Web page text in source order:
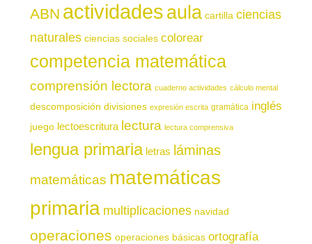
ABN actividadesaula cartilla ciencias
naturales ciencias sociales colorear
competencia matemática
comprensión lectora cuaderno actividades cálculo mental
descomposición divisiones expresión escrita gramática inglés
juego lectoescritura lectura lectura comprensiva
lengua primaria letras láminas
matemáticas matemáticas
primaria multiplicaciones navidad
operaciones operaciones básicas ortografía